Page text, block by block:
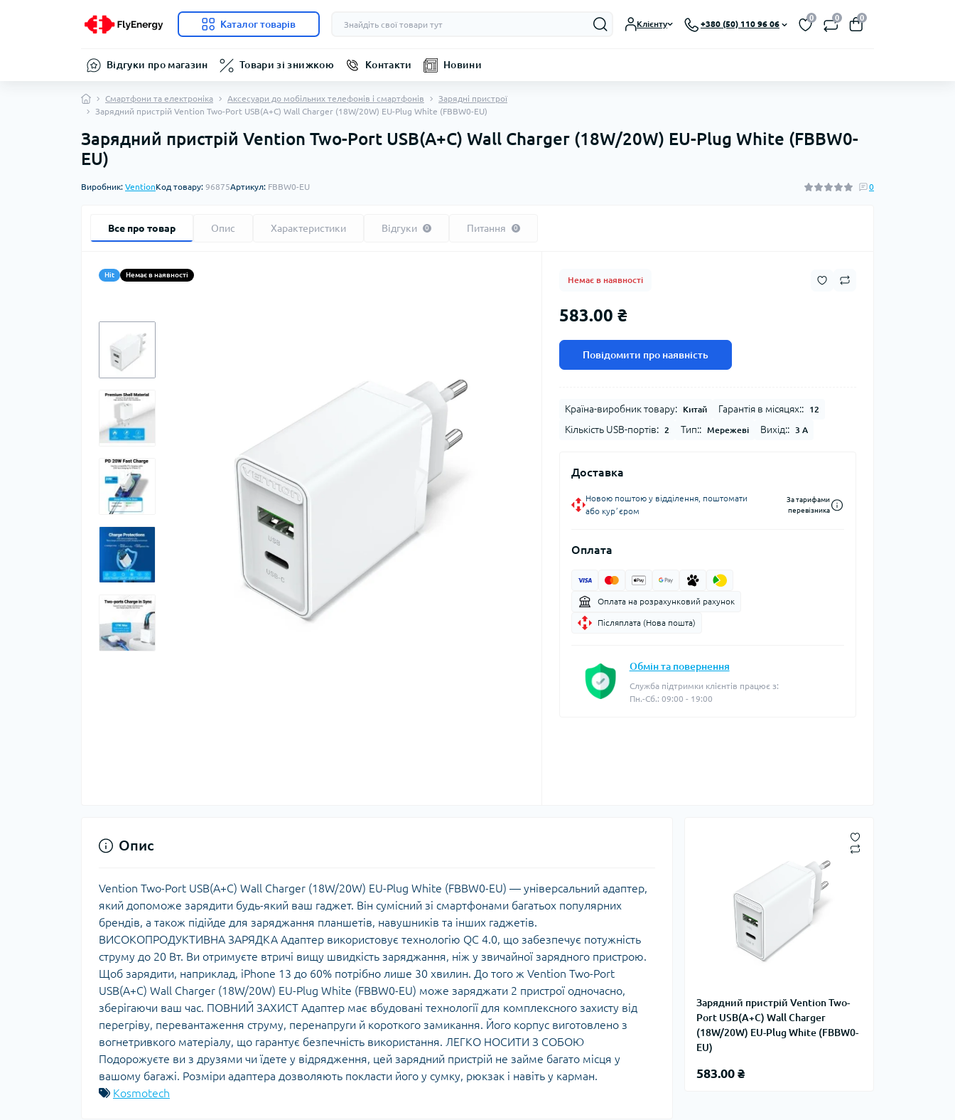
Каталог товарів Клієнту +380 (50) 110 96 06
0 0 0
Відгуки про магазин Товари зі знижкою Контакти Новини
Смартфони та електроніка Аксесуари до мобільних телефонів і смартфонів
Зарядні пристрої
Зарядний пристрій Vention Two-Port USB(A+C) Wall Charger (18W/20W) EU-Plug White (FBBW0-EU)
Зарядний пристрій Vention Two-Port USB(A+C) Wall Charger (18W/20W) EU-Plug White (FBBW0-
EU)
Виробник: VentionКод товару: 96875Артикул: FBBW0-EU 0
Все про товар Опис Характеристики Відгуки 0 Питання 0
Hit Немає в наявності
Немає в наявності
583.00 ₴
Повідомити про наявність
Країна-виробник товару: Китай Гарантія в місяцях:: 12
Кількість USB-портів: 2 Тип:: Мережеві Вихід:: 3 A
Доставка
Новою поштою у відділення, поштомати
або курʼєром
За тарифами
перевізника
Оплата
Оплата на розрахунковий рахунок
Післяплата (Нова пошта)
Обмін та повернення
Служба підтримки клієнтів працює з:
Пн.-Сб.: 09:00 - 19:00
Зарядний пристрій Vention Two-
Port USB(A+C) Wall Charger
(18W/20W) EU-Plug White (FBBW0-
EU)
583.00 ₴
Опис
Vention Two-Port USB(A+C) Wall Charger (18W/20W) EU-Plug White (FBBW0-EU) — універсальний адаптер,
який допоможе зарядити будь-який ваш гаджет. Він сумісний зі смартфонами багатьох популярних
брендів, а також підійде для заряджання планшетів, навушників та інших гаджетів.
ВИСОКОПРОДУКТИВНА ЗАРЯДКА Адаптер використовує технологію QC 4.0, що забезпечує потужність
струму до 20 Вт. Ви отримуєте втричі вищу швидкість заряджання, ніж у звичайної зарядного пристрою.
Щоб зарядити, наприклад, iPhone 13 до 60% потрібно лише 30 хвилин. До того ж Vention Two-Port
USB(A+C) Wall Charger (18W/20W) EU-Plug White (FBBW0-EU) може заряджати 2 пристрої одночасно,
зберігаючи ваш час. ПОВНИЙ ЗАХИСТ Адаптер має вбудовані технології для комплексного захисту від
перегріву, перевантаження струму, перенапруги й короткого замикання. Його корпус виготовлено з
вогнетривкого матеріалу, що гарантує безпечність використання. ЛЕГКО НОСИТИ З СОБОЮ
Подорожуєте ви з друзями чи їдете у відрядження, цей зарядний пристрій не займе багато місця у
вашому багажі. Розміри адаптера дозволяють покласти його у сумку, рюкзак і навіть у карман.
Kosmotech